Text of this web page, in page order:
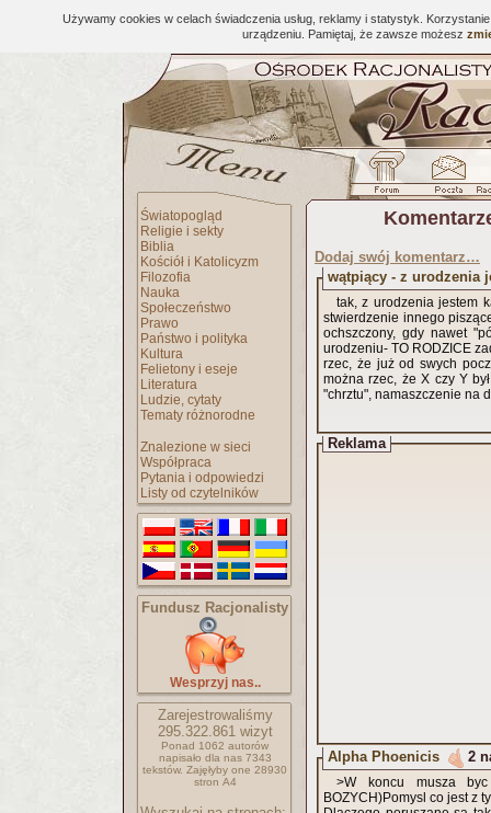
Używamy cookies w celach świadczenia usług, reklamy i statystyk.
urządzeniu. Pamiętaj, że zawsze możesz
Światopogląd
Religie i sekty
Biblia
Kościół i Katolicyzm
Filozofia
Nauka
Społeczeństwo
Prawo
Państwo i polityka
Kultura
Felietony i eseje
Literatura
Ludzie, cytaty
Tematy różnorodne
Znalezione w sieci
Współpraca
Pytania i odpowiedzi
Listy od czytelników
Fundusz Racjonalisty
Wesprzyj nas..
Zarejestrowaliśmy
295.322.861wizyt
Ponad 1062 autorów
napisało dla nas 7343
tekstów. Zajęłyby one 28930
stron A4
Dodaj swój komentarz…
wątpiący - z urodzenia
tak, z urodzenia jestem
stwierdzenie innego
ochszczony, gdy nawet
urodzeniu- TO RODZICE
rzec, że już od swych
można rzec, że X czy Y
"chrztu", namaszczenie na
Reklama
Alpha Phoenicis 2
>W koncu musza
BOZYCH)Pomysl co jest z